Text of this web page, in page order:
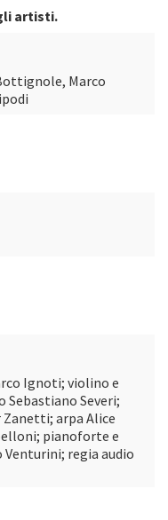
artisti.
Marco
Ignoti; violino e
Severi;
arpa Alice
pianoforte e
regia audio